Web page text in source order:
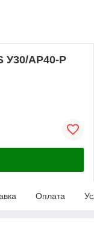
У30/АР40-Р
Оплата